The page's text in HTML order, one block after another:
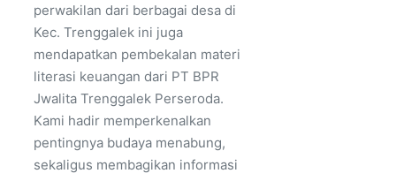
perwakilan dari berbagai desa di
Kec. Trenggalek ini juga
mendapatkan pembekalan materi
literasi keuangan dari PT BPR
Jwalita Trenggalek Perseroda.
Kami hadir memperkenalkan
pentingnya budaya menabung,
sekaligus membagikan informasi